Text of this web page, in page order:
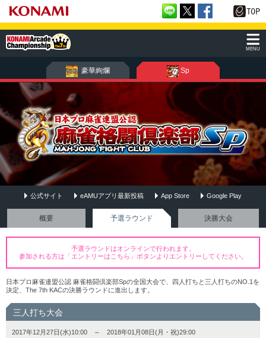
MENU
豪華絢爛 Sp
公式サイト eAMUアプリ最新投稿 App Store Google Play
概要 予選ラウンド 決勝大会
予選ラウンドはオンラインで行われます。
参加される方は「エントリーはこちら」ボタンよりエントリーしてください。
日本プロ麻雀連盟公認 麻雀格闘倶楽部Spの全国大会で、四人打ちと三人打ちのNO.1を
決定、The 7th KACの決勝ラウンドに進出します。
三人打ち大会
2017年12月27日(水)10:00 ～ 2018年01月08日(月・祝)29:00